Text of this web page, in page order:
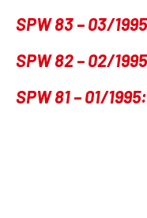
SPW 83 – 03/
SPW 82 – 02/
SPW 81 – 01/